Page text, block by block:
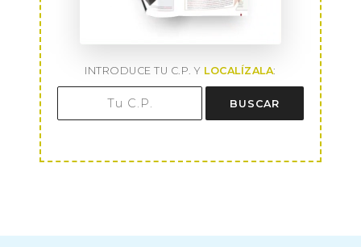
INTRODUCE TU C.P. Y LOCALÍZALA:
BUSCAR